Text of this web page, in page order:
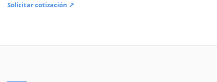
Solicitar cotización ↗